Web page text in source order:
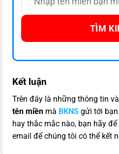
TÌM
Kết luận
Trên đây là những thông tin
tên miền mà BKNS gửi tới
hay thắc mắc nào, bạn hãy
email để chúng tôi có thể kết